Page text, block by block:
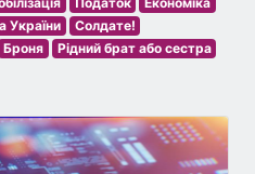
України
Солдате!
Броня Рідний брат або сестра